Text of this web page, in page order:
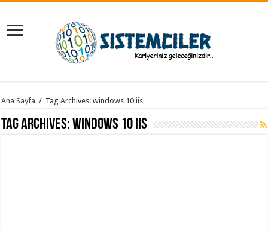
Ana Sayfa / Tag Archives: windows 10 iis
Tag Archives:windows 10 iis